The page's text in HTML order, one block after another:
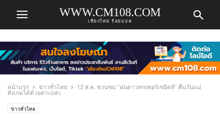
WWW.CM108.COM
เชียงใหม่ ร้อยแปด
หน้าแรก ข่าวทั่วไทย
12 ส.ค. ชวนชม “ฝนดาวตกเพอร์เซอิดส์” คืนวันแม่
สังเกตได้ด้วยตาเปล่า
ข่าวทั่วไทย